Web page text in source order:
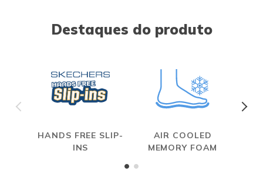
Destaques do produto
HANDS FREE SLIP-
INS
AIR COOLED
MEMORY FOAM